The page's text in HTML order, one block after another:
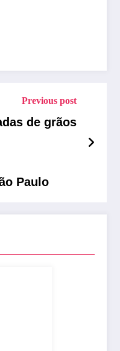
Previous post
de grãos
Paulo